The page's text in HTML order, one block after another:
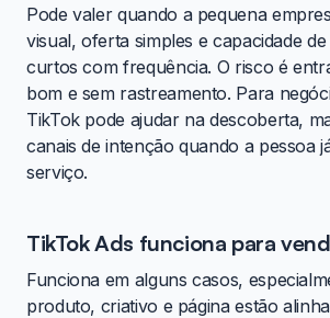
Pode valer quando a pequena
visual, oferta simples e capacidade
curtos com frequência. O risco é
bom e sem rastreamento. Para
TikTok pode ajudar na descoberta,
canais de intenção quando a pessoa
serviço.
TikTok Ads funciona para
Funciona em alguns casos,
produto, criativo e página estão